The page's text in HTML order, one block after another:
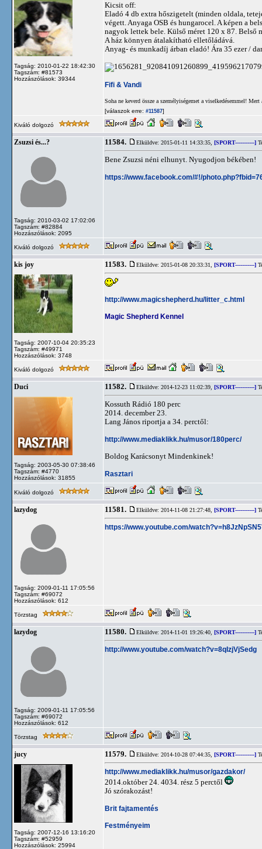
Tagság: 2010-01-22 18:42:30
Tagszám: #81573
Hozzászólások: 39344
Kicsit off:
Eladó 4 db extra hőszigetelt (minden oldala,
végett. Anyaga OSB és hungarocel. A képen a
nagyok lettek bele. Külső méret 120 x 87. Belső
A ház könnyen átalakítható elletőládává.
Anyag- és munkadíj árban eladó! Ára 35 ezer /
Fifi & Vandi
Soha ne keverd össze a személyiségemet a viselkedésemmel!
[válaszok erre: #11587]
Kiváló dolgozó
Zsuzsi és...?
Tagság: 2010-03-02 17:02:06
Tagszám: #82884
Hozzászólások: 2095
11584. Elküldve: 2015-01-11 14:33:35, [SPORT-----------]
Bene Zsuzsi néni elhunyt. Nyugodjon békében!
https://www.facebook.com/#!/
Kiváló dolgozó
kis joy
Tagság: 2007-10-04 20:35:23
Tagszám: #49971
Hozzászólások: 3748
11583. Elküldve: 2015-01-08 20:33:31, [SPORT-----------]
http://www.magicshepherd.hu/litter_c.html
Magic Shepherd Kennel
Kiváló dolgozó
Duci
Tagság: 2003-05-30 07:38:46
Tagszám: #4770
Hozzászólások: 31855
11582. Elküldve: 2014-12-23 11:02:39, [SPORT-----------]
Kossuth Rádió 180 perc
2014. december 23.
Lang János riportja a 34. perctől:
http://www.mediaklikk.hu/musor/180perc/
Boldog Karácsonyt Mindenkinek!
Rasztari
Kiváló dolgozó
lazydog
Tagság: 2009-01-11 17:05:56
Tagszám: #69072
Hozzászólások: 612
11581. Elküldve: 2014-11-08 21:27:48, [SPORT-----------]
https://www.youtube.com/
Törzstag
lazydog
Tagság: 2009-01-11 17:05:56
Tagszám: #69072
Hozzászólások: 612
11580. Elküldve: 2014-11-01 19:26:40, [SPORT-----------]
http://www.youtube.com/watch?v=8qIzjVjSedg
Törzstag
jucy
Tagság: 2007-12-16 13:16:20
Tagszám: #52959
Hozzászólások: 25994
11579. Elküldve: 2014-10-28 07:44:35, [SPORT-----------]
http://www.mediaklikk.hu/musor/gazdakor/
2014.október 24. 4034. rész 5 perctől
Jó szórakozást!
Brit fajtamentés
Festményeim